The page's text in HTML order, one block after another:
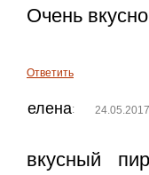
Очень вкусно
Ответить
елена:
вкусный